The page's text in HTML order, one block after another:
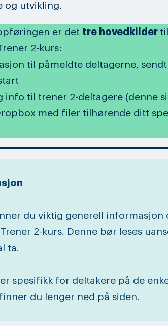
og utvikling.
er det tre hovedkilder til
2-kurs:
til påmeldte deltagerne,
info til trener 2-deltagere (denne
med filer tilhørende ditt
du viktig generell informasjon
2-kurs. Denne bør leses
ta.
spesifikk for deltakere på de
du lenger ned på siden.